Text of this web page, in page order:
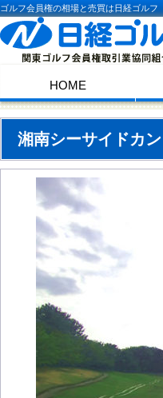
ゴルフ会員権の相場と売買は日経ゴルフ
HOME
湘南シーサイドカ